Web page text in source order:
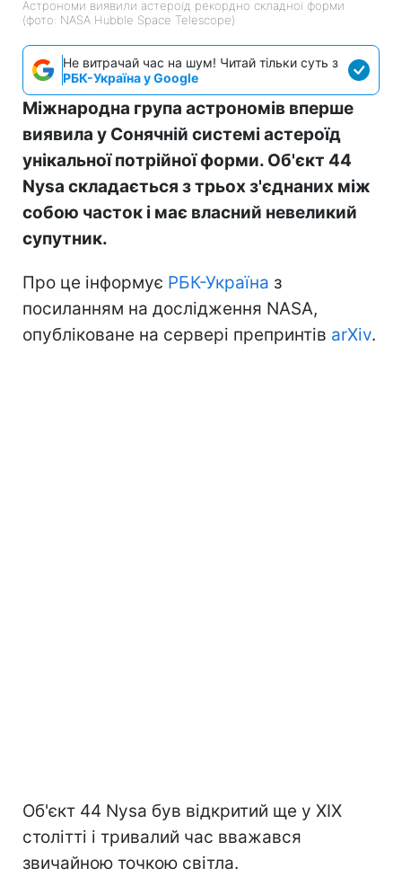
Астрономи виявили астероїд рекордно складної форми
(фото: NASA Hubble Space Telescope)
Не витрачай час на шум! Читай тільки суть з
РБК-Україна у Google
Міжнародна група астрономів вперше
виявила у Сонячній системі астероїд
унікальної потрійної форми. Об'єкт 44
Nysa складається з трьох з'єднаних між
собою часток і має власний невеликий
супутник.
Про це інформує РБК-Україна з
посиланням на дослідження NASA,
опубліковане на сервері препринтів arXiv.
Об'єкт 44 Nysa був відкритий ще у XIX
столітті і тривалий час вважався
звичайною точкою світла.